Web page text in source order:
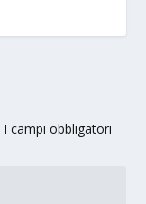
I campi obbligatori